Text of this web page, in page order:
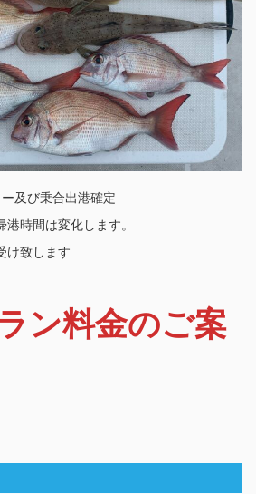
及び乗合出港確定
時間は変化します。
け致します
ン料金のご案